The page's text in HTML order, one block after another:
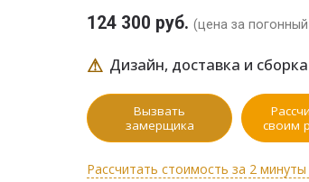
124 300 руб.(цена за
⚠ Дизайн, доставка и
Вызвать
замерщика
своим
Рассчитать стоимость за 2